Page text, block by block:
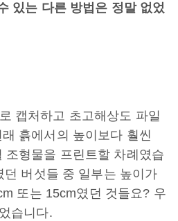
있는 다른 방법은 정말 없었
캡처하고 초고해상도 파일
흙에서의 높이보다 훨씬
조형물을 프린트할 차례였습
던 버섯들 중 일부는 높이가
또는 15cm였던 것들요? 우
습니다.